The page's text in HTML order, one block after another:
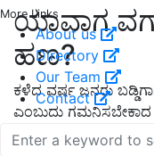
More Links
About us
Directory
Our Team
Contact
ಯಾವಾಗ
ಹಣ?
ಕಳೆದ ವರ್ಷ ಜನರು
ಎಂಬುದು
ಕೋವಿಡ್‌ನಿಂದಾಗಿ